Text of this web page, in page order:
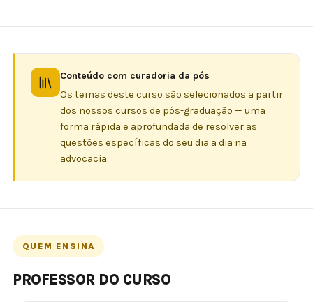
Conteúdo com curadoria da pós
Os temas deste curso são selecionados a partir
dos nossos cursos de pós-graduação — uma
forma rápida e aprofundada de resolver as
questões específicas do seu dia a dia na
advocacia.
QUEM ENSINA
PROFESSOR DO CURSO